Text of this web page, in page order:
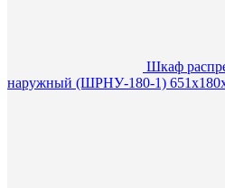
Шкаф
наружный (ШРНУ-180-1)